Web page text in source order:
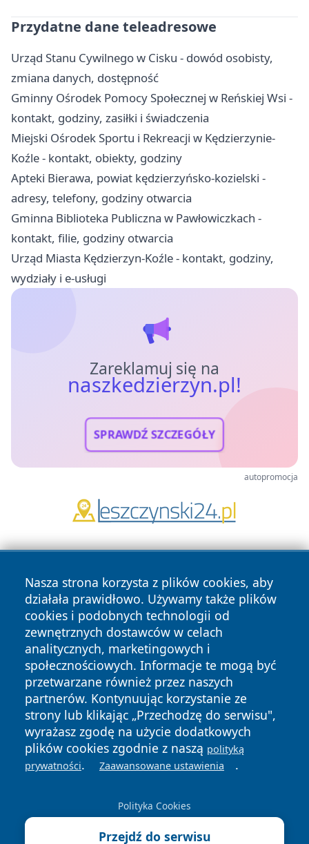
Przydatne dane teleadresowe
Urząd Stanu Cywilnego w Cisku - dowód osobisty,
zmiana danych, dostępność
Gminny Ośrodek Pomocy Społecznej w Reńskiej Wsi -
kontakt, godziny, zasiłki i świadczenia
Miejski Ośrodek Sportu i Rekreacji w Kędzierzynie-
Koźle - kontakt, obiekty, godziny
Apteki Bierawa, powiat kędzierzyńsko-kozielski -
adresy, telefony, godziny otwarcia
Gminna Biblioteka Publiczna w Pawłowiczkach -
kontakt, filie, godziny otwarcia
Urząd Miasta Kędzierzyn-Koźle - kontakt, godziny,
wydziały i e-usługi
Zareklamuj się na
naszkedzierzyn.pl!
SPRAWDŹ SZCZEGÓŁY
autopromocja
Nasza strona korzysta z plików cookies, aby
działała prawidłowo. Używamy także plików
cookies i podobnych technologii od
zewnętrznych dostawców w celach
analitycznych, marketingowych i
społecznościowych. Informacje te mogą być
przetwarzane również przez naszych
partnerów. Kontynuując korzystanie ze
strony lub klikając „Przechodzę do serwisu",
wyrażasz zgodę na użycie dodatkowych
plików cookies zgodnie z naszą polityką
prywatności. Zaawansowane ustawienia .
Polityka Cookies
Przejdź do serwisu
Copyright © 2026 naszkedzierzyn.pl Wszystkie prawa
zastrzeżone.
News Autorzy
Polityka
Prywatności
Polityka
Cookies